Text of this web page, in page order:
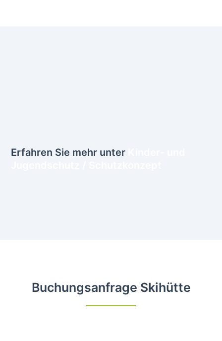
Erfahren Sie mehr unter
Buchungsanfrage Skihütte